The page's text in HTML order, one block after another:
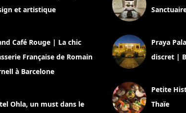
et artistique
Café Rouge | La chic
Française de Romain
à Barcelone
Ohla, un must dans le
Praya
discret |
Petite
Thaïe